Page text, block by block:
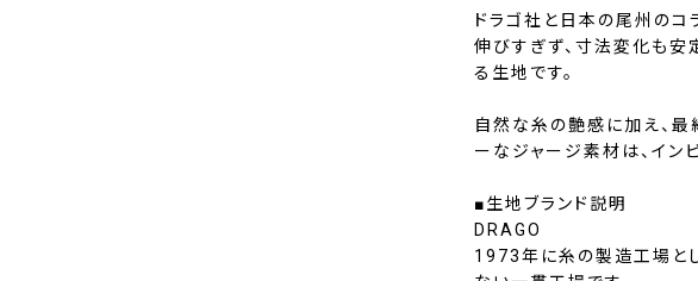
ドラゴ社と日本の尾州のコ
伸びすぎず、寸法変化も安
る生地です。
自然な糸の艶感に加え、最
ーなジャージ素材は、イン
■生地ブランド説明
DRAGO
1973年に糸の製造工場と